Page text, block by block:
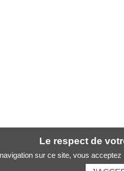
Le respect de
sur ce site, vous